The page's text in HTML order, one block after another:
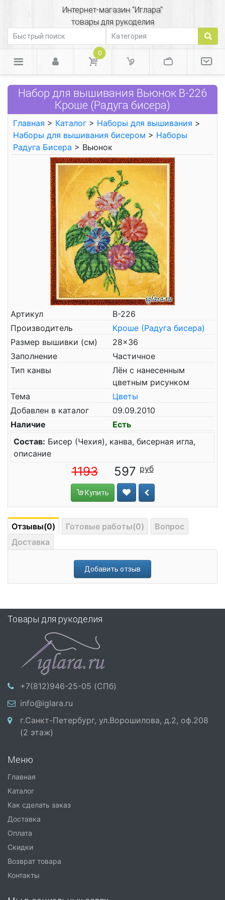
Интернет-магазин "Иглара"
товары для рукоделия
0
Набор для вышивания Вьюнок В-226
Кроше (Радуга бисера)
Главная > Каталог > Наборы для вышивания >
Наборы для вышивания бисером > Наборы
Радуга Бисера > Вьюнок
Артикул
В-226
Производитель
Кроше (Радуга бисера)
Размер вышивки (см)
28x36
Заполнение
Частичное
Тип канвы
Лён с нанесенным
цветным рисунком
Тема
Цветы
Добавлен в каталог
09.09.2010
Наличие
Есть
Состав: Бисер (Чехия), канва, бисерная игла,
описание
1193 597
Купить
Отзывы(0) Готовые работы(0)
Вопрос
Доставка
Добавить отзыв
Товары для рукоделия
+7(812)946-25-05 (СПб)
info@iglara.ru
г.Санкт-Петербург, ул.Ворошилова, д.2, оф.208
(2 этаж)
Меню
Главная
Каталог
Как сделать заказ
Доставка
Оплата
Скидки
Возврат товара
Контакты